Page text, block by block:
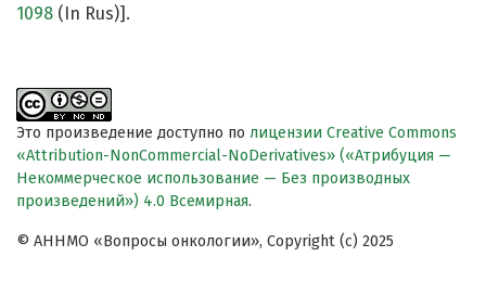
1098 (In Rus)].
Это произведение доступно по лицензии Creative Commons
«Attribution-NonCommercial-NoDerivatives» («Атрибуция —
Некоммерческое использование — Без производных
произведений») 4.0 Всемирная.
© АННМО «Вопросы онкологии», Copyright (c) 2025